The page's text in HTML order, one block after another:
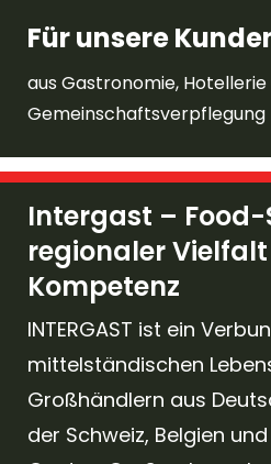
Für unsere
aus Gastronomie, Hotellerie
Gemeinschaftsverpflegung
Intergast –
regionaler
Kompetenz
INTERGAST ist ein
mittelständischen
Großhändlern aus
der Schweiz, Belgien